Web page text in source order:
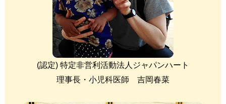
(認定) 特定非営利活動法人ジャパンハート
理事長・小児科医師 吉岡春菜